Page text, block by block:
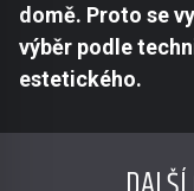
domě. Proto se
výběr podle
estetického.